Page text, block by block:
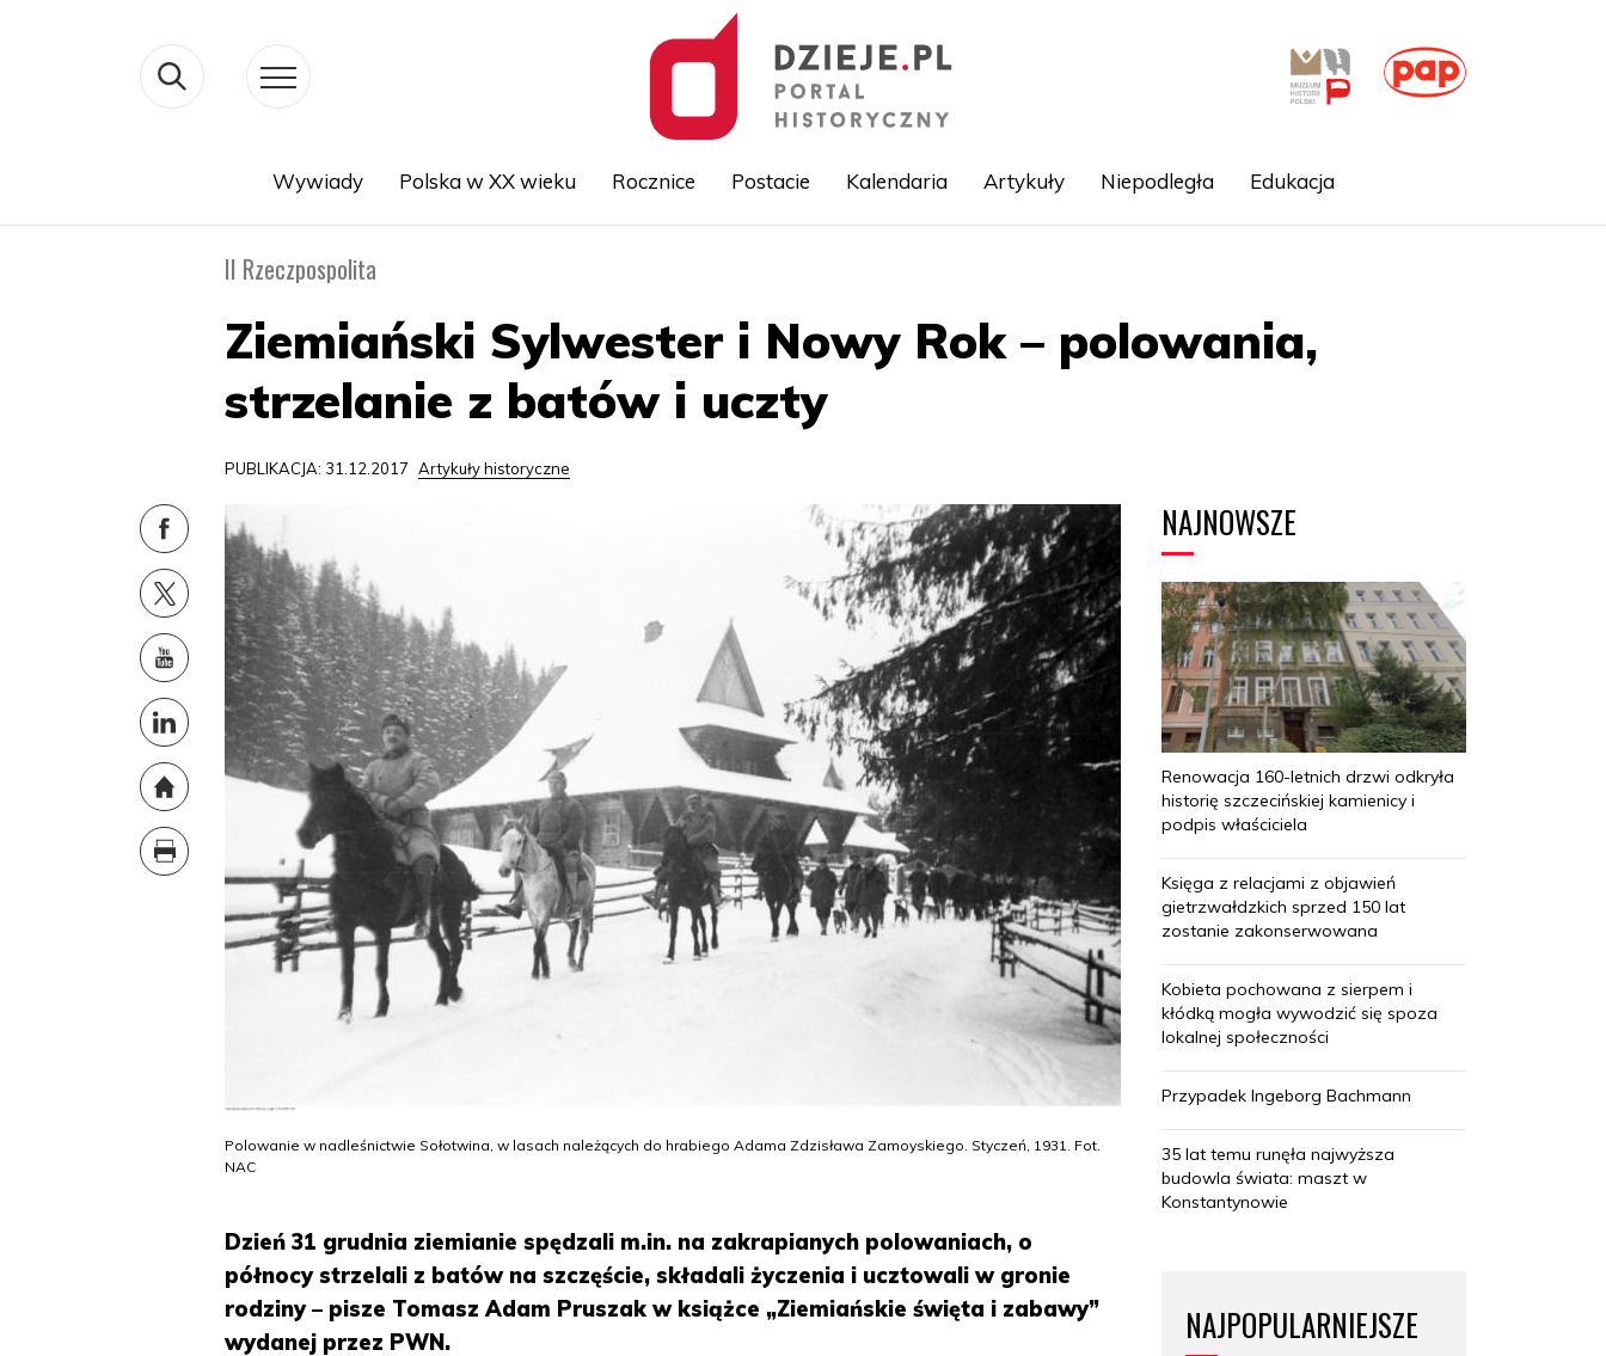
Wywiady Polska w XX wieku Rocznice Postacie Kalendaria Artykuły Niepodległa Edukacja
II Rzeczpospolita
Ziemiański Sylwester i Nowy Rok – polowania,
strzelanie z batów i uczty
PUBLIKACJA: 31.12.2017 Artykuły historyczne
Polowanie w nadleśnictwie Sołotwina, w lasach należących do hrabiego Adama Zdzisława Zamoyskiego. Styczeń, 1931. Fot.
NAC
Dzień 31 grudnia ziemianie spędzali m.in. na zakrapianych polowaniach, o
północy strzelali z batów na szczęście, składali życzenia i ucztowali w gronie
rodziny – pisze Tomasz Adam Pruszak w książce „Ziemiańskie święta i zabawy”
wydanej przez PWN.
NAJNOWSZE
Renowacja 160-letnich drzwi odkryła
historię szczecińskiej kamienicy i
podpis właściciela
Księga z relacjami z objawień
gietrzwałdzkich sprzed 150 lat
zostanie zakonserwowana
Kobieta pochowana z sierpem i
kłódką mogła wywodzić się spoza
lokalnej społeczności
Przypadek Ingeborg Bachmann
35 lat temu runęła najwyższa
budowla świata: maszt w
Konstantynowie
NAJPOPULARNIEJSZE